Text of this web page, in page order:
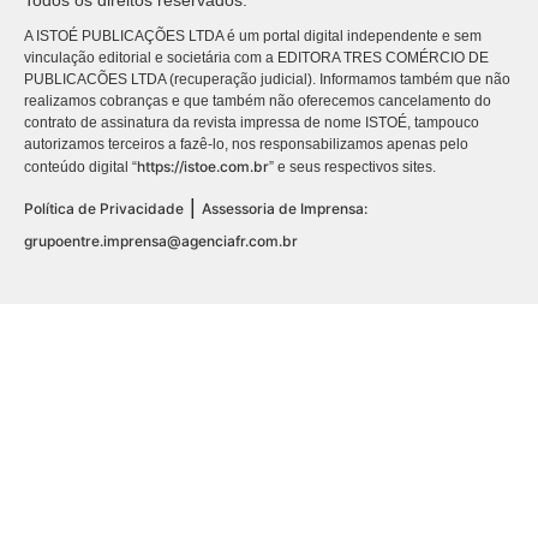
A ISTOÉ PUBLICAÇÕES LTDA é um portal digital independente e sem
vinculação editorial e societária com a EDITORA TRES COMÉRCIO DE
PUBLICACÕES LTDA (recuperação judicial). Informamos também que não
realizamos cobranças e que também não oferecemos cancelamento do
contrato de assinatura da revista impressa de nome ISTOÉ, tampouco
autorizamos terceiros a fazê-lo, nos responsabilizamos apenas pelo
conteúdo digital “https://istoe.com.br” e seus respectivos sites.
Política de Privacidade | Assessoria de Imprensa:
grupoentre.imprensa@agenciafr.com.br